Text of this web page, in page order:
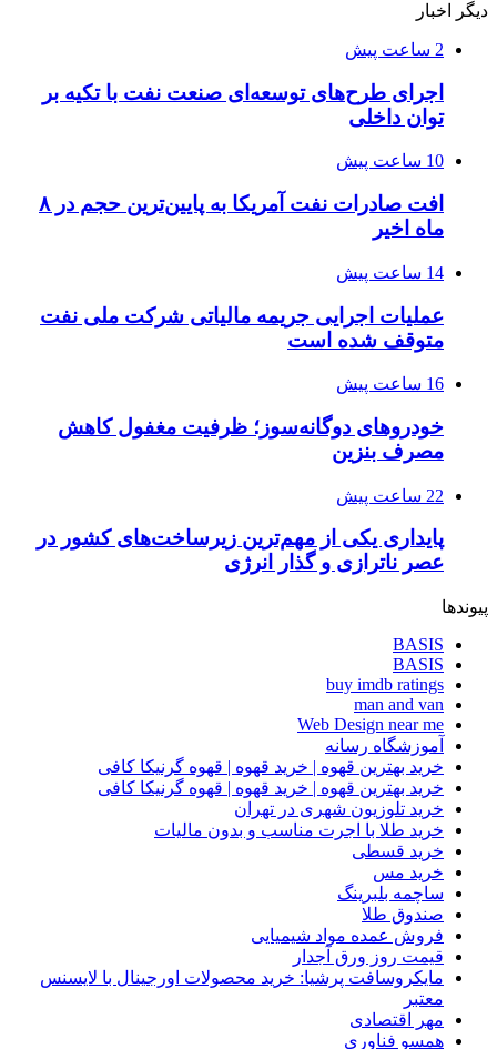
دیگر اخبار
2 ساعت پیش
اجرای طرح‌های توسعه‌ای صنعت نفت با تکیه بر
توان داخلی
10 ساعت پیش
افت صادرات نفت آمریکا به پایین‌ترین حجم در ۸
ماه اخیر
14 ساعت پیش
عملیات اجرایی جریمه مالیاتی شرکت ملی نفت
متوقف شده است
16 ساعت پیش
خودروهای دوگانه‌سوز؛ ظرفیت مغفول کاهش
مصرف بنزین
22 ساعت پیش
پایداری یکی از مهم‌ترین زیرساخت‌های کشور در
عصر ناترازی و گذار انرژی
پیوندها
BASIS
BASIS
buy imdb ratings
man and van
Web Design near me
آموزشگاه رسانه
خرید بهترین قهوه | خرید قهوه | قهوه گرنیکا کافی
خرید بهترین قهوه | خرید قهوه | قهوه گرنیکا کافی
خرید تلوزیون شهری در تهران
خرید طلا با اجرت مناسب و بدون مالیات
خرید قسطی
خرید مس
ساچمه بلبرینگ
صندوق طلا
فروش عمده مواد شیمیایی
قیمت روز ورق آجدار
مایکروسافت پرشیا: خرید محصولات اورجینال با لایسنس
معتبر
مهر اقتصادی
همسو فناوری